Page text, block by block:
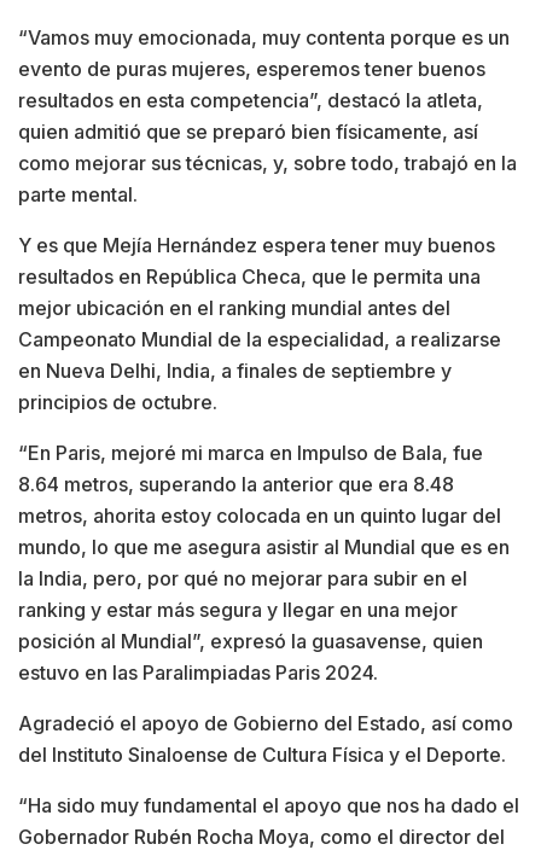
“Vamos muy emocionada, muy contenta porque es un
evento de puras mujeres, esperemos tener buenos
resultados en esta competencia”, destacó la atleta,
quien admitió que se preparó bien físicamente, así
como mejorar sus técnicas, y, sobre todo, trabajó en la
parte mental.
Y es que Mejía Hernández espera tener muy buenos
resultados en República Checa, que le permita una
mejor ubicación en el ranking mundial antes del
Campeonato Mundial de la especialidad, a realizarse
en Nueva Delhi, India, a finales de septiembre y
principios de octubre.
“En Paris, mejoré mi marca en Impulso de Bala, fue
8.64 metros, superando la anterior que era 8.48
metros, ahorita estoy colocada en un quinto lugar del
mundo, lo que me asegura asistir al Mundial que es en
la India, pero, por qué no mejorar para subir en el
ranking y estar más segura y llegar en una mejor
posición al Mundial”, expresó la guasavense, quien
estuvo en las Paralimpiadas Paris 2024.
Agradeció el apoyo de Gobierno del Estado, así como
del Instituto Sinaloense de Cultura Física y el Deporte.
“Ha sido muy fundamental el apoyo que nos ha dado el
Gobernador Rubén Rocha Moya, como el director del